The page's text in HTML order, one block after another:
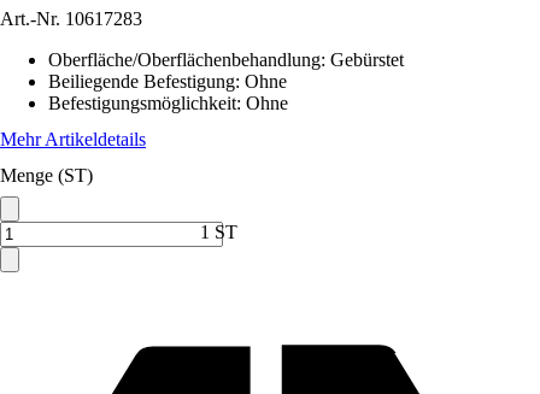
Art.-Nr. 10617283
Oberfläche/Oberflächenbehandlung: Gebürstet
Beiliegende Befestigung: Ohne
Befestigungsmöglichkeit: Ohne
Mehr Artikeldetails
Menge (ST)
1 ST